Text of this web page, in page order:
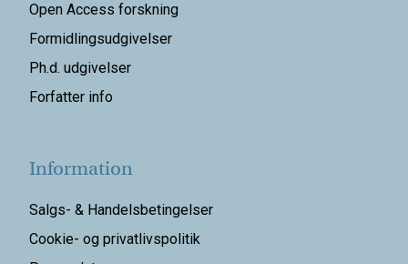
Open Access forskning
Formidlingsudgivelser
Ph.d. udgivelser
Forfatter info
Information
Salgs- & Handelsbetingelser
Cookie- og privatlivspolitik